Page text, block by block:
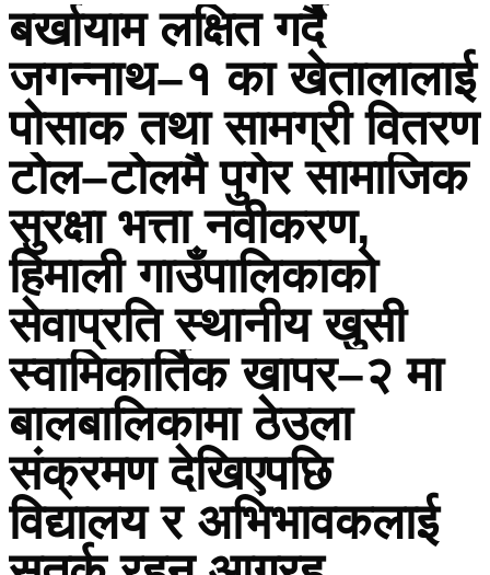
बर्खायाम लक्षित गर्दै
जगन्नाथ–१ का खेतालालाई
पोसाक तथा सामग्री वितरण
टोेल–टोेलमै पुगेर सामाजिक
सुरक्षा भत्ता नवीकरण,
हिमाली गाउँपालिकाको
सेवाप्रति स्थानीय खुसी
स्वामिकार्तिक खापर–२ मा
बालबालिकामा ठेउला
संक्रमण देखिएपछि
विद्यालय र अभिभावकलाई